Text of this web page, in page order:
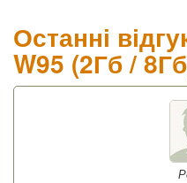
Останні
W95 (2Гб /